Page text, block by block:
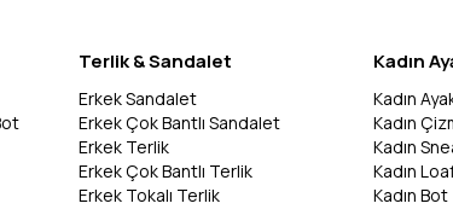
Terlik & Sandalet
Erkek Sandalet
Erkek Çok Bantlı Sandalet
Erkek Terlik
Erkek Çok Bantlı Terlik
Erkek Tokalı Terlik
Kadın
Kadın
Kadın
Kadın
Kadın
Kadın Bot